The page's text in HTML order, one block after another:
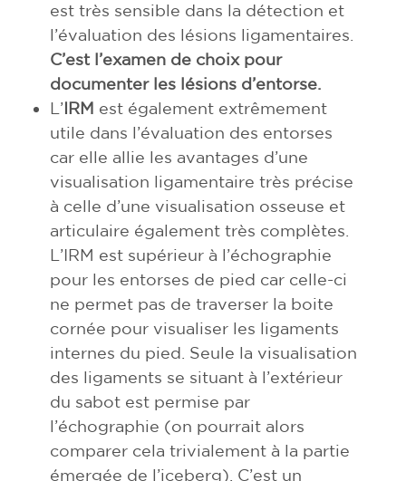
est très sensible dans la détection et
l’évaluation des lésions ligamentaires.
C’est l’examen de choix pour
documenter les lésions d’entorse.
L’IRM est également extrêmement
utile dans l’évaluation des entorses
car elle allie les avantages d’une
visualisation ligamentaire très précise
à celle d’une visualisation osseuse et
articulaire également très complètes.
L’IRM est supérieur à l’échographie
pour les entorses de pied car celle-ci
ne permet pas de traverser la boite
cornée pour visualiser les ligaments
internes du pied. Seule la visualisation
des ligaments se situant à l’extérieur
du sabot est permise par
l’échographie (on pourrait alors
comparer cela trivialement à la partie
émergée de l’iceberg). C’est un